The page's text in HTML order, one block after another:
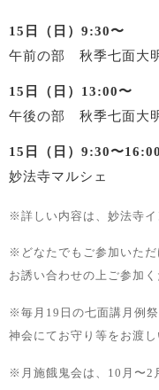
15日（日）9:30〜
午前の部 秋季七面大
15日（日）13:00〜
午後の部 秋季七面大
15日（日）9:30〜16:00
妙法寺マルシェ
※詳しい内容は、妙法寺イ
※どなたでもご参加いた
お誘い合わせの上ご参加く
※毎月19日の七面講月例
神会にてお守り等をお渡し
※月施餓鬼会は、10月〜2